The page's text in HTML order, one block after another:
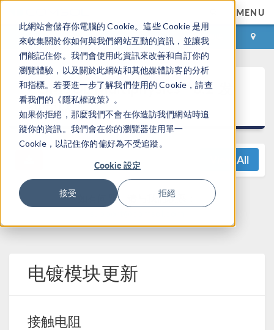
此網站會儲存你電腦的 Cookie。這些 Cookie 是用
來收集關於你如何與我們網站互動的資訊，並讓我
們能記住你。我們會使用此資訊來改善和自訂你的
瀏覽體驗，以及關於此網站和其他媒體訪客的分析
和指標。若要進一步了解我們使用的 Cookie，請查
看我們的《隱私權政策》。
如果你拒絕，那麼我們不會在你造訪我們網站時追
蹤你的資訊。我們會在你的瀏覽器使用單一
Cookie，以記住你的偏好為不受追蹤。
Cookie 設定
接受 拒絕
MENU
登录 咨询与购买
COMSOL Multiphysics® 6.2 发
布亮点
View All
如有问题，请与我们联系：
电镀模块更新
接触电阻